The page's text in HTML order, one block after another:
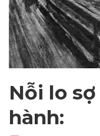
Nỗi lo
hành: